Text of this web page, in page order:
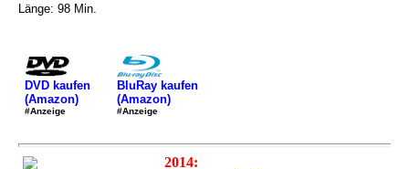
Länge: 98 Min.
DVD kaufen
(Amazon)
#Anzeige
BluRay kaufen
(Amazon)
#Anzeige
2014: